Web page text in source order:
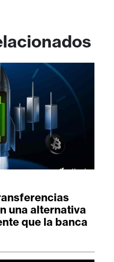
una alternativa
que la banca